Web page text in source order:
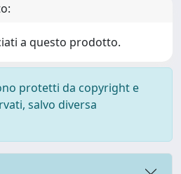
a questo prodotto.
protetti da copyright e
salvo diversa